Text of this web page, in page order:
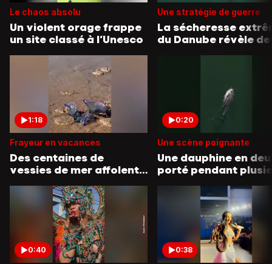
Le chaos absolu
Un violent orage frappe
un site classé à l’Unesco
1:18
Frayeur en vacances
Des centaines de
vessies de mer affolent
0:40
Une stratégie de guerre
La sécheresse
du Danube révèle
0:20
Une scène poignante
Une dauphine en
porté pendant
0:38